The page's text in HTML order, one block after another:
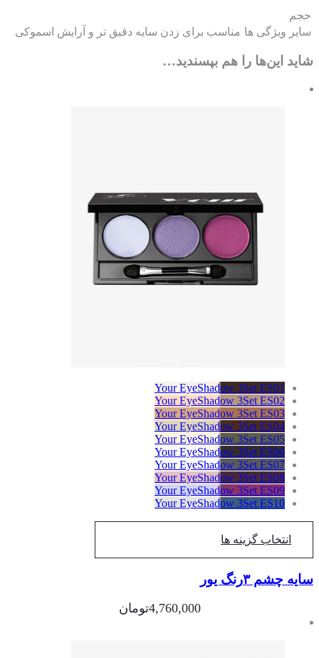
ویژگی ها
مناسب برای زدن سایه دقیق تر و آرایش اسموکی
این‌ها را هم بپسندید…
Your EyeShadow 3Set ES01
Your EyeShadow 3Set ES02
Your EyeShadow 3Set ES03
Your EyeShadow 3Set ES04
Your EyeShadow 3Set ES05
Your EyeShadow 3Set ES06
Your EyeShadow 3Set ES07
Your EyeShadow 3Set ES08
Your EyeShadow 3Set ES09
Your EyeShadow 3Set ES10
انتخاب گزینه ها
چشم ۳رنگ یور
4,760,000تومان